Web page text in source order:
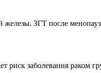
ЗГТ после
риск заболевания раком